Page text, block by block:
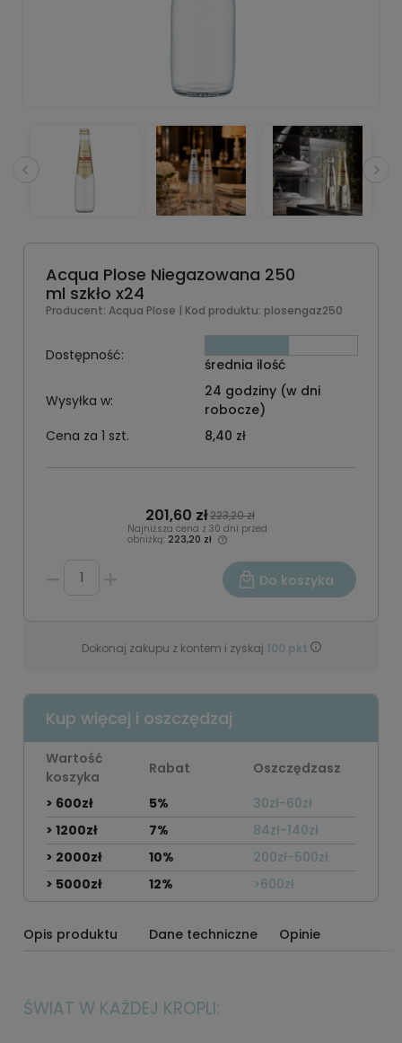
Acqua Plose Niegazowana 250
ml szkło x24
Producent: Acqua Plose | Kod produktu: plosengaz250
Dostępność:
średnia ilość
Wysyłka w:
24 godziny (w dni
robocze)
Cena za 1 szt.
8,40 zł
201,60 zł223,20 zł
Najniższa cena z 30 dni przed
obniżką: 223,20 zł
Do koszyka
Dokonaj zakupu z kontem i zyskaj 100 pkt
Kup więcej i oszczędzaj
Wartość
koszyka
Rabat
Oszczędzasz
> 600zł
5%
30zł-60zł
> 1200zł
7%
84zł-140zł
> 2000zł
10%
200zł-500zł
> 5000zł
12% >600zł
Opis produktu Dane techniczne Opinie
ŚWIAT W KAŻDEJ KROPLI: